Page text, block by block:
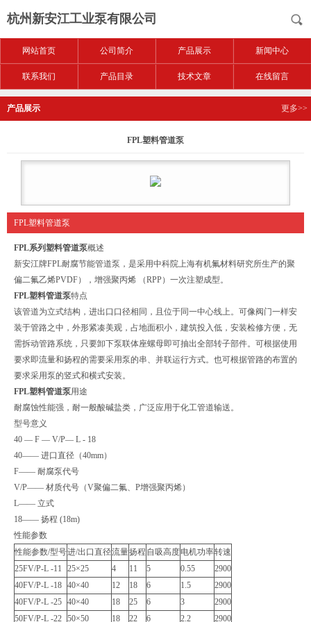
杭州新安江工业泵有限公司
网站首页 公司简介 产品展示 新闻中心
联系我们 产品目录 技术文章 在线留言
产品展示 更多>>
FPL塑料管道泵
FPL塑料管道泵
FPL系列塑料管道泵概述
新安江牌FPL耐腐节能管道泵，是采用中科院上海有机氟材料研究所生产的聚
偏二氟乙烯PVDF），增强聚丙烯 （RPP）一次注塑成型。
FPL塑料管道泵特点
该管道为立式结构，进出口口径相同，且位于同一中心线上。可像阀门一样安
装于管路之中，外形紧凑美观，占地面积小，建筑投入低，安装检修方便，无
需拆动管路系统，只要卸下泵联体座螺母即可抽出全部转子部件。可根据使用
要求即流量和扬程的需要采用泵的串、并联运行方式。也可根据管路的布置的
要求采用泵的竖式和横式安装。
FPL塑料管道泵用途
耐腐蚀性能强，耐一般酸碱盐类，广泛应用于化工管道输送。
型号意义
40 — F — V/P— L - 18
40—— 进口直径（40mm）
F—— 耐腐泵代号
V/P—— 材质代号（V聚偏二氟、P增强聚丙烯）
L—— 立式
18—— 扬程 (18m)
性能参数
性能参数/型号进/出口直径流量扬程 自吸高度电机功率转速
25FV/P-L -11
25×25 4 11 5 0.55
2900
40FV/P-L -18 40×40 12 18 6 1.5
2900
40FV/P-L -25 40×40 18 25 6 3
2900
50FV/P-L -22 50×50 18 22 6 2.2 2900